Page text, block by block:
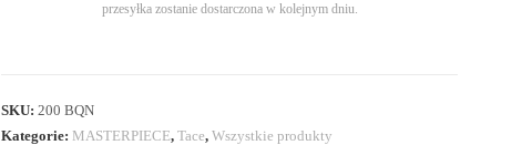
przesyłka zostanie dostarczona w kolejnym dniu.
SKU: 200 BQN
Kategorie: MASTERPIECE, Tace, Wszystkie produkty